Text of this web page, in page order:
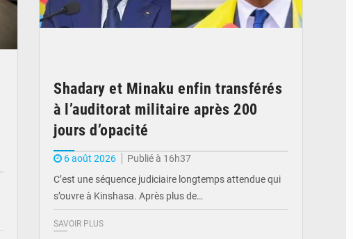
Shadary et Minaku enfin transférés
à l’auditorat militaire après 200
jours d’opacité
6 août 2026
Publié à 16h37
C’est une séquence judiciaire longtemps attendue qui
s’ouvre à Kinshasa. Après plus de…
SAVOIR PLUS